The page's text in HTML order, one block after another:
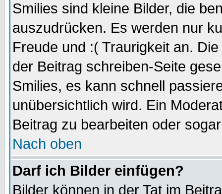
Smilies sind kleine Bilder, die
auszudrücken. Es werden nur
Freude und :( Traurigkeit an.
der Beitrag schreiben-Seite
Smilies, es kann schnell
unübersichtlich wird. Ein
Beitrag zu bearbeiten oder
Nach oben
Darf ich Bilder einfügen?
Bilder können in der Tat im